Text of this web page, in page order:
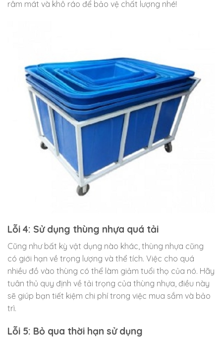
râm mát và khô ráo để bảo vệ chất lượng nhé!
Lỗi 4: Sử dụng thùng nhựa quá tải
Cũng như bất kỳ vật dụng nào khác, thùng nhựa cũng
có giới hạn về trọng lượng và thể tích. Việc cho quá
nhiều đồ vào thùng có thể làm giảm tuổi thọ của nó. Hãy
tuân thủ quy định về tải trọng của thùng nhựa, điều này
sẽ giúp bạn tiết kiệm chi phí trong việc mua sắm và bảo
trì.
Lỗi 5: Bỏ qua thời hạn sử dụng